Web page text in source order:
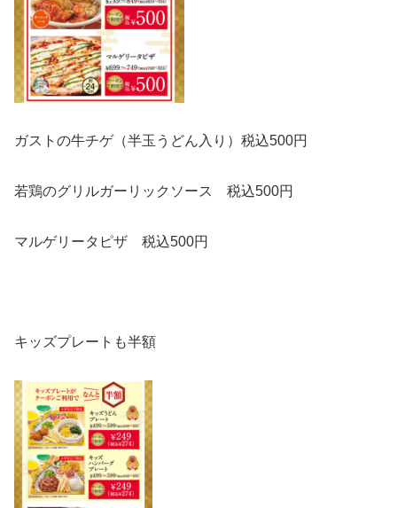
ガストの牛チゲ（半玉うどん入り）税込500円
若鶏のグリルガーリックソース 税込500円
マルゲリータピザ 税込500円
キッズプレートも半額